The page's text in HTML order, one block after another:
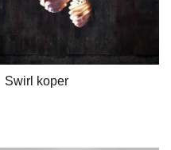
Swirl koper